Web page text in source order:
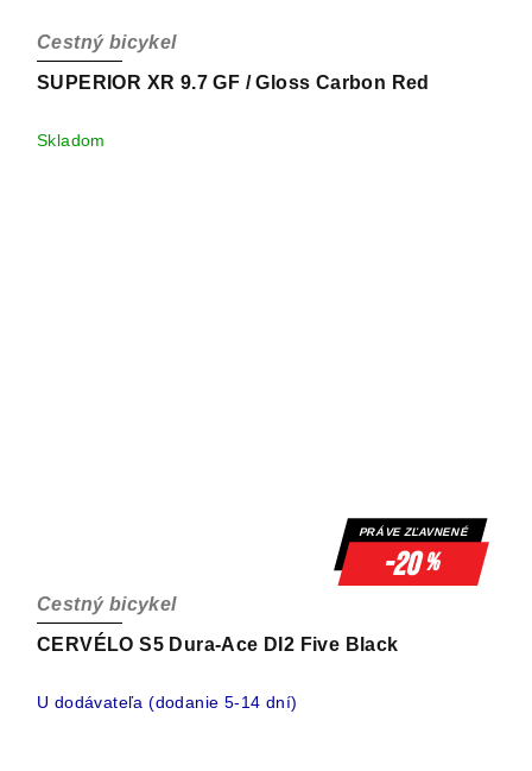
SUPERIOR XR 9.7 GF / Gloss Carbon Red
Cestný bicykel
Skladom
PRÁVE ZĽAVNENÉ
-20%
CERVÉLO S5 Dura-Ace DI2 Five Black
Cestný bicykel
U dodávateľa (dodanie 5-14 dní)